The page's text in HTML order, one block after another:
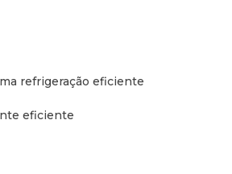
refrigeração eficiente
eficiente